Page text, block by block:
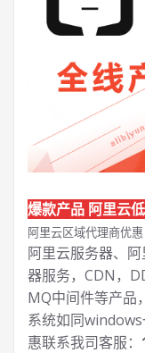
爆款产品 阿里云
阿里云区域代理商优惠
阿里云服务器、
器服务，CDN，
MQ中间件等产品
系统如同
惠联系我司客服：